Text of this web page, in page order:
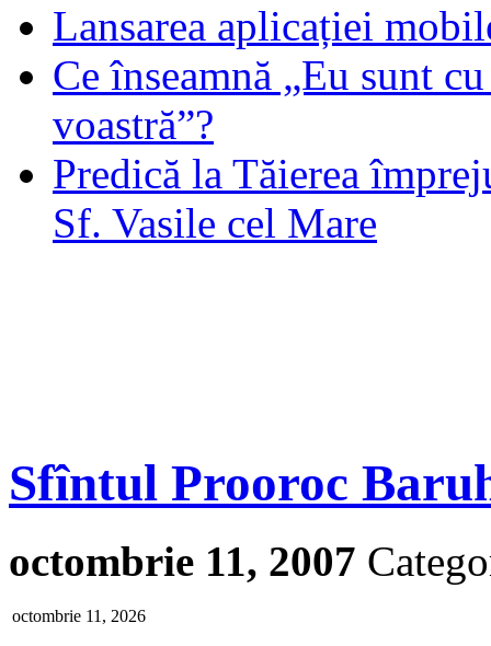
Lansarea aplicației
Ce înseamnă „Eu sunt
voastră”?
Predică la Tăierea
Sf. Vasile cel Mare
Sfîntul Prooroc
octombrie 11, 2007
octombrie 11, 2026